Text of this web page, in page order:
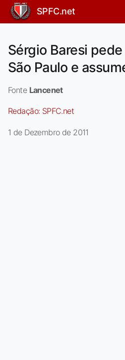
SPFC.net
Sérgio Baresi
São Paulo e
Fonte Lancenet
Redação: SPFC.net
1 de Dezembro de 2011